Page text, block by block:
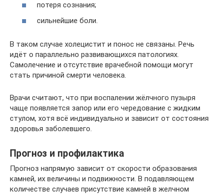
потеря сознания;
сильнейшие боли.
В таком случае холецистит и понос не связаны. Речь
идёт о параллельно развивающихся патологиях.
Самолечение и отсутствие врачебной помощи могут
стать причиной смерти человека.
Врачи считают, что при воспалении жёлчного пузыря
чаще появляется запор или его чередование с жидким
стулом, хотя всё индивидуально и зависит от состояния
здоровья заболевшего.
Прогноз и профилактика
Прогноз напрямую зависит от скорости образования
камней, их величины и подвижности. В подавляющем
количестве случаев присутствие камней в желчном